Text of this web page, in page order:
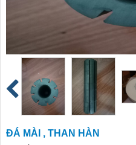
ĐÁ MÀI , THAN HÀN